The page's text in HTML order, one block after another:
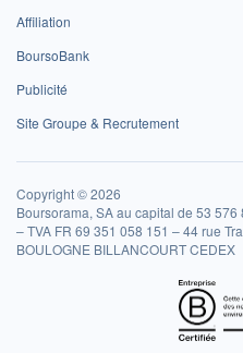
Affiliation
BoursoBank
Publicité
Site Groupe & Recrutement
Copyright © 2026
Boursorama, SA au capital de 53
– TVA FR 69 351 058 151 – 44 rue
BOULOGNE BILLANCOURT CEDEX